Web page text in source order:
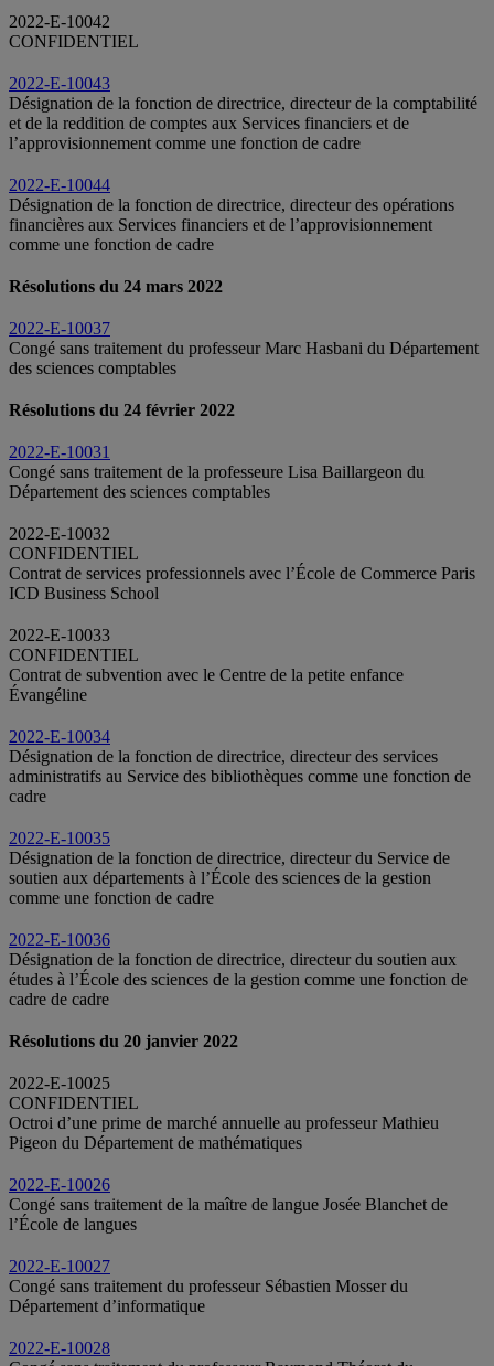
2022-E-10042
CONFIDENTIEL
2022-E-10043
Désignation de la fonction de directrice, directeur de la comptabilité
et de la reddition de comptes aux Services financiers et de
l’approvisionnement comme une fonction de cadre
2022-E-10044
Désignation de la fonction de directrice, directeur des opérations
financières aux Services financiers et de l’approvisionnement
comme une fonction de cadre
Résolutions du 24 mars 2022
2022-E-10037
Congé sans traitement du professeur Marc Hasbani du Département
des sciences comptables
Résolutions du 24 février 2022
2022-E-10031
Congé sans traitement de la professeure Lisa Baillargeon du
Département des sciences comptables
2022-E-10032
CONFIDENTIEL
Contrat de services professionnels avec l’École de Commerce Paris
ICD Business School
2022-E-10033
CONFIDENTIEL
Contrat de subvention avec le Centre de la petite enfance
Évangéline
2022-E-10034
Désignation de la fonction de directrice, directeur des services
administratifs au Service des bibliothèques comme une fonction de
cadre
2022-E-10035
Désignation de la fonction de directrice, directeur du Service de
soutien aux départements à l’École des sciences de la gestion
comme une fonction de cadre
2022-E-10036
Désignation de la fonction de directrice, directeur du soutien aux
études à l’École des sciences de la gestion comme une fonction de
cadre de cadre
Résolutions du 20 janvier 2022
2022-E-10025
CONFIDENTIEL
Octroi d’une prime de marché annuelle au professeur Mathieu
Pigeon du Département de mathématiques
2022-E-10026
Congé sans traitement de la maître de langue Josée Blanchet de
l’École de langues
2022-E-10027
Congé sans traitement du professeur Sébastien Mosser du
Département d’informatique
2022-E-10028